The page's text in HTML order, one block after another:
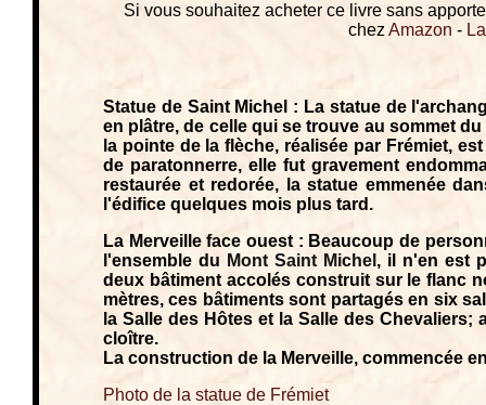
Si vous souhaitez acheter ce livre sans
chez Amazon -
Statue de Saint Michel : La statue de
en plâtre, de celle qui se trouve au sommet
la pointe de la flèche, réalisée par Frémiet,
de paratonnerre, elle fut gravement
restaurée et redorée, la statue emmenée
l'édifice quelques mois plus tard.
La Merveille face ouest : Beaucoup de
l'ensemble du Mont Saint Michel , il n'en est
deux bâtiment accolés construit sur le flanc
mètres, ces bâtiments sont partagés en six
la Salle des Hôtes et la Salle des
cloître.
La construction de la Merveille, commencée
Photo de la statue de Frémiet